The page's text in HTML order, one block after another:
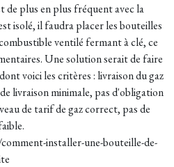
de plus en plus fréquent avec la
isolé, il faudra placer les bouteilles
ventilé fermant à clé, ce
Une solution serait de faire
voici les critères : livraison du gaz
livraison minimale, pas d'obligation
de tarif de gaz correct, pas de
installer-une-bouteille-de-